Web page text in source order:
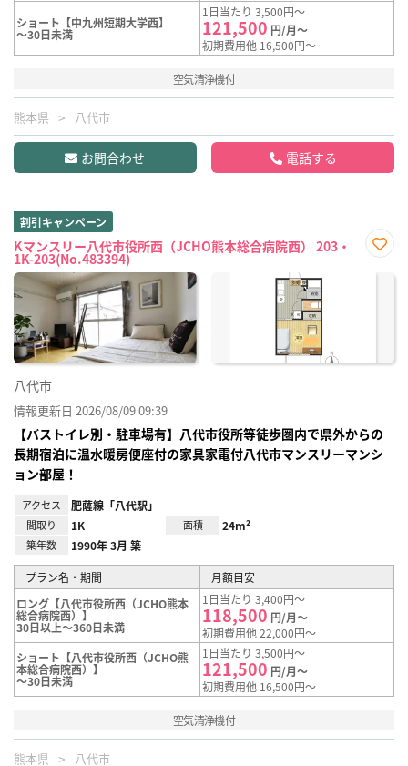
ショート【中九州短期大学西】
～30日未満
1日当たり 3,500円～
121,500 円/月～
初期費用他 16,500円～
空気清浄機付
熊本県 八代市
お問合わせ 電話する
割引キャンペーン
Kマンスリー八代市役所西（JCHO熊本総合病院西） 203・
1K-203(No.483394)
に入
八代市
情報更新日 2026/08/09 09:39
【バストイレ別・駐車場有】八代市役所等徒歩圏内で県外からの
長期宿泊に温水暖房便座付の家具家電付八代市マンスリーマンシ
ョン部屋！
アクセス 肥薩線「八代駅」
間取り 1K 面積 24m²
築年数 1990年 3月 築
プラン名・期間
月額目安
ロング【八代市役所西（JCHO熊本
総合病院西）】
30日以上～360日未満
1日当たり 3,400円～
118,500 円/月～
初期費用他 22,000円～
ショート【八代市役所西（JCHO熊
本総合病院西）】
～30日未満
1日当たり 3,500円～
121,500 円/月～
初期費用他 16,500円～
空気清浄機付
熊本県 八代市